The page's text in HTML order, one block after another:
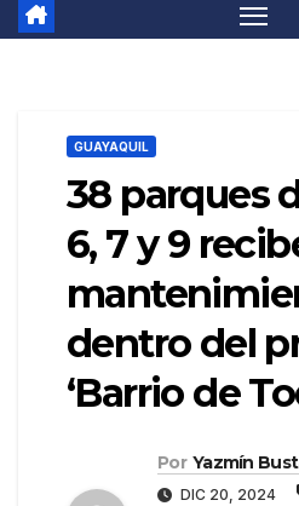
GUAYAQUIL
38 parques
6, 7 y 9
dentro del
‘Barrio de
Por Yazmín
DIC 20, 2024